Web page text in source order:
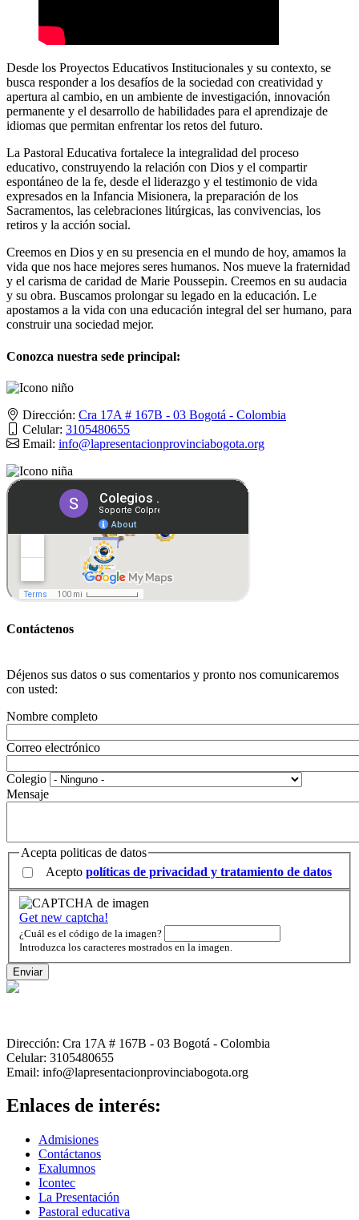
Desde los Proyectos Educativos Institucionales y su contexto, se
busca responder a los desafíos de la sociedad con creatividad y
apertura al cambio, en un ambiente de investigación, innovación
permanente y el desarrollo de habilidades para el aprendizaje de
idiomas que permitan enfrentar los retos del futuro.
La Pastoral Educativa fortalece la integralidad del proceso
educativo, construyendo la relación con Dios y el compartir
espontáneo de la fe, desde el liderazgo y el testimonio de vida
expresados en la Infancia Misionera, la preparación de los
Sacramentos, las celebraciones litúrgicas, las convivencias, los
retiros y la acción social.
Creemos en Dios y en su presencia en el mundo de hoy, amamos la
vida que nos hace mejores seres humanos. Nos mueve la fraternidad
y el carisma de caridad de Marie Poussepin. Creemos en su audacia
y su obra. Buscamos prolongar su legado en la educación. Le
apostamos a la vida con una educación integral del ser humano, para
construir una sociedad mejor.
Conozca nuestra sede principal:
Dirección: Cra 17A # 167B - 03 Bogotá - Colombia
Celular: 3105480655
Email: info@lapresentacionprovinciabogota.org
Contáctenos
Déjenos sus datos o sus comentarios y pronto nos comunicaremos
con usted:
Nombre completo
Correo electrónico
Colegio
Mensaje
Acepta politicas de datos
Acepto políticas de privacidad y tratamiento de datos
Get new captcha!
¿Cuál es el código de la imagen?
Introduzca los caracteres mostrados en la imagen.
Dirección: Cra 17A # 167B - 03 Bogotá - Colombia
Celular: 3105480655
Email: info@lapresentacionprovinciabogota.org
Enlaces de interés:
Admisiones
Contáctanos
Exalumnos
Icontec
La Presentación
Pastoral educativa